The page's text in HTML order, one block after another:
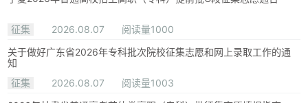
征集 2026.08.07
阅读量1000
关于做好广东省2026年专科批次院校征集志愿和网上录取工作的通
知
征集
2026.08.07
阅读量1003